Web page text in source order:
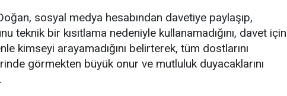
sosyal medya hesabından davetiye paylaşıp,
teknik bir kısıtlama nedeniyle kullanamadığını, davet için
kimseyi arayamadığını belirterek, tüm dostlarını
görmekten büyük onur ve mutluluk duyacaklarını